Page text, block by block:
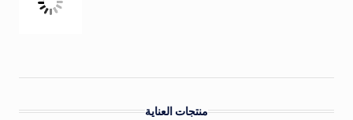
منتجات العناية